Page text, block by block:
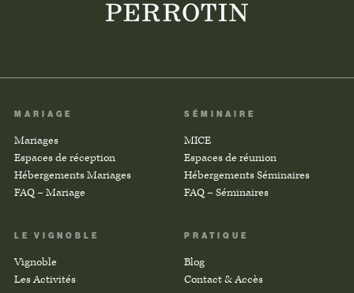
MARIAGE
Mariages
Espaces de réception
Hébergements Mariages
FAQ – Mariage
SÉMINAIRE
MICE
Espaces de réunion
Hébergements Séminaires
FAQ – Séminaires
LE VIGNOBLE
Vignoble
Les Activités
PRATIQUE
Blog
Contact & Accès